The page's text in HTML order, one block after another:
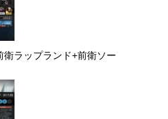
ラップランド+前衛ソー